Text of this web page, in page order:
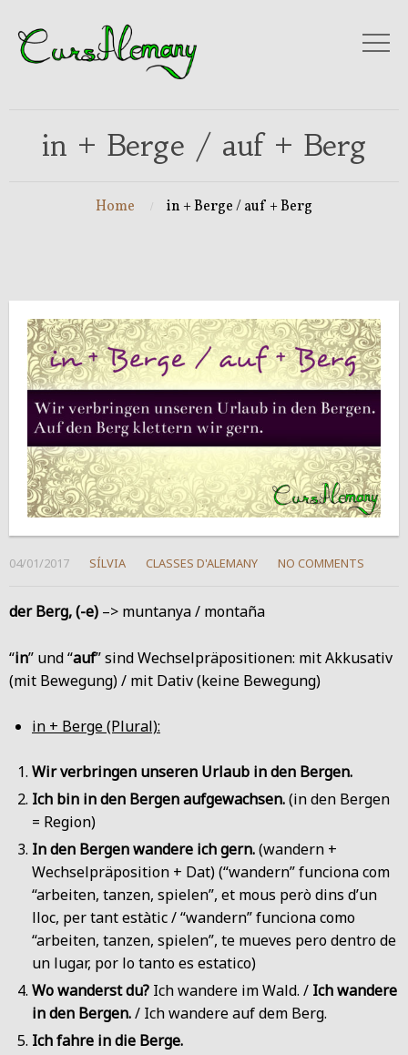
in + Berge / auf + Berg
Home in + Berge / auf + Berg
04/01/2017 SÍLVIA CLASSES D'ALEMANY NO COMMENTS
der Berg, (-e) –> muntanya / montaña
“in” und “auf” sind Wechselpräpositionen: mit Akkusativ
(mit Bewegung) / mit Dativ (keine Bewegung)
in + Berge (Plural):
Wir verbringen unseren Urlaub in den Bergen.
Ich bin in den Bergen aufgewachsen.(in den Bergen
= Region)
In den Bergen wandere ich gern.(wandern +
Wechselpräposition + Dat) (“wandern” funciona com
“arbeiten, tanzen, spielen”, et mous però dins d’un
lloc, per tant estàtic / “wandern” funciona como
“arbeiten, tanzen, spielen”, te mueves pero dentro de
un lugar, por lo tanto es estatico)
Wo wanderst du? Ich wandere im Wald. / Ich wandere
in den Bergen./ Ich wandere auf dem Berg.
Ich fahre in die Berge.